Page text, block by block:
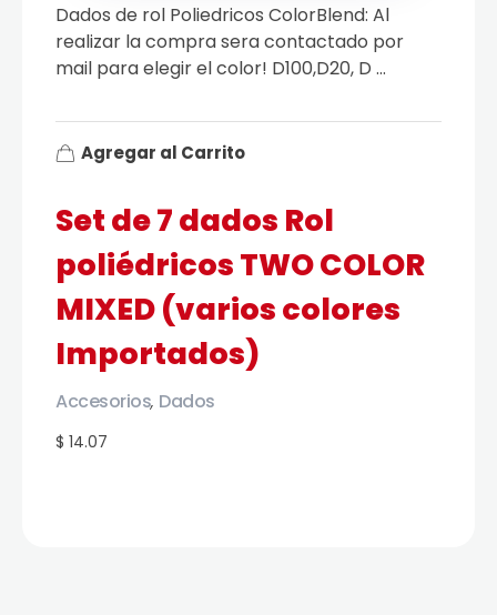
Set de 7 dados Rol
poliédricos TWO COLOR
MIXED (varios colores
Importados)
$ 14.07
Accesorios, Dados
Dados de rol Poliedricos ColorBlend: Al
realizar la compra sera contactado por
mail para elegir el color! D100,D20, D ...
Agregar al Carrito